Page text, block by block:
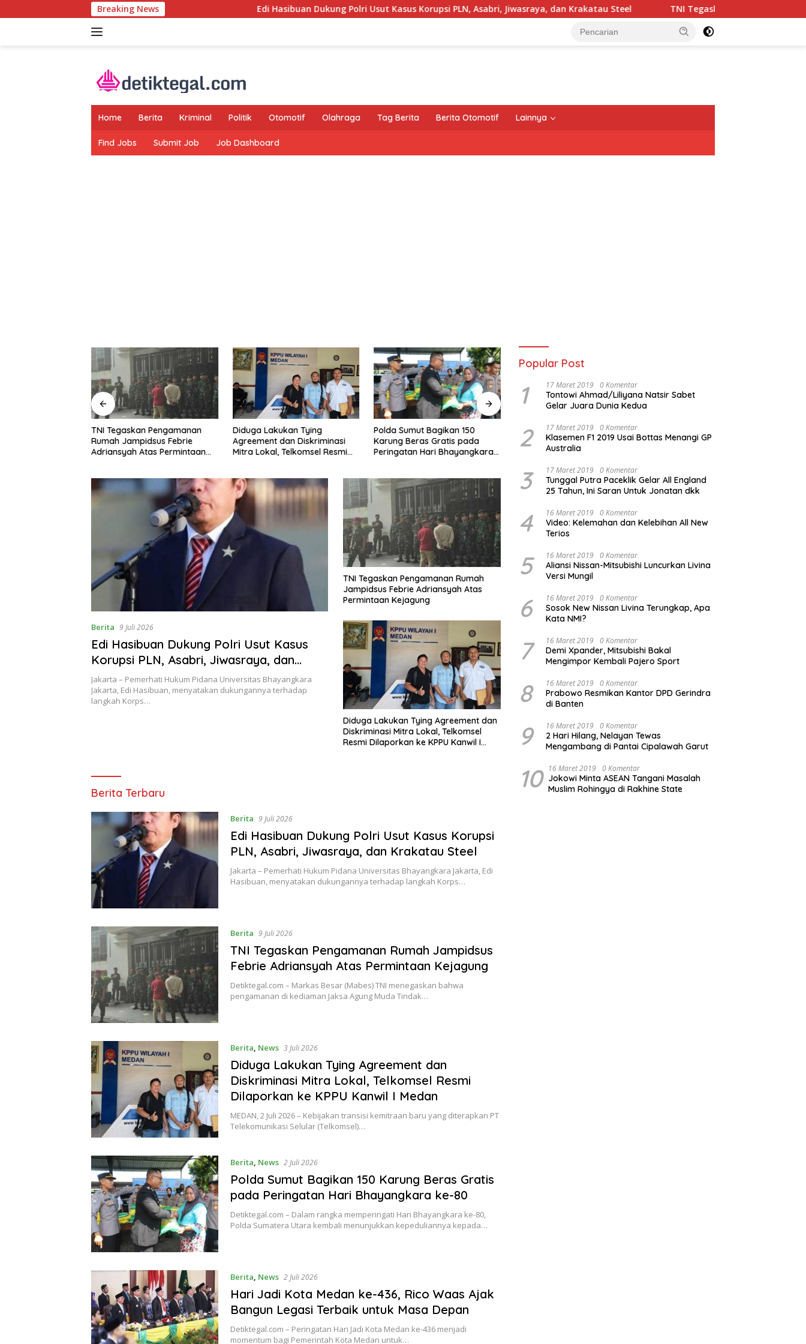
ke
Breaking News Edi Hasibuan Dukung Polri Usut Kasus Korupsi PLN, Asabri, Jiwasraya, dan Krakatau Steel TNI Tegaskan Pengamanan Rumah
Home Berita Kriminal Politik Otomotif Olahraga Tag Berita Berita Otomotif Lainnya
Find Jobs Submit Job Job Dashboard
TNI Tegaskan Pengamanan
Rumah Jampidsus Febrie
Adriansyah Atas Permintaan
Diduga Lakukan Tying
Agreement dan Diskriminasi
Mitra Lokal, Telkomsel Resmi
Polda Sumut Bagikan 150
Karung Beras Gratis pada
Peringatan Hari Bhayangkara
Hari Jadi Kota Medan ke-436,
Rico Waas Ajak Bangun Legasi
Terbaik untuk Masa Depan
Kritik Penyelenggaraan dan
Berita 9 Juli 2026
Edi Hasibuan Dukung Polri Usut Kasus
Korupsi PLN, Asabri, Jiwasraya, dan
Krakatau Steel
Jakarta – Pemerhati Hukum Pidana Universitas Bhayangkara
Jakarta, Edi Hasibuan, menyatakan dukungannya terhadap
langkah Korps…
TNI Tegaskan Pengamanan Rumah
Jampidsus Febrie Adriansyah Atas
Permintaan Kejagung
Diduga Lakukan Tying Agreement dan
Diskriminasi Mitra Lokal, Telkomsel
Resmi Dilaporkan ke KPPU Kanwil I
Detiktegal.com
Platform
Berita
Lowongan
Kerja
No
1
Indonesia
Berita Terbaru
Berita 9 Juli 2026
Edi Hasibuan Dukung Polri Usut Kasus Korupsi
PLN, Asabri, Jiwasraya, dan Krakatau Steel
Jakarta – Pemerhati Hukum Pidana Universitas Bhayangkara Jakarta, Edi
Hasibuan, menyatakan dukungannya terhadap langkah Korps…
Berita 9 Juli 2026
TNI Tegaskan Pengamanan Rumah Jampidsus
Febrie Adriansyah Atas Permintaan Kejagung
Detiktegal.com – Markas Besar (Mabes) TNI menegaskan bahwa
pengamanan di kediaman Jaksa Agung Muda Tindak…
Berita, News 3 Juli 2026
Diduga Lakukan Tying Agreement dan
Diskriminasi Mitra Lokal, Telkomsel Resmi
Dilaporkan ke KPPU Kanwil I Medan
MEDAN, 2 Juli 2026 – Kebijakan transisi kemitraan baru yang diterapkan PT
Telekomunikasi Selular (Telkomsel)…
Berita, News 2 Juli 2026
Polda Sumut Bagikan 150 Karung Beras Gratis
pada Peringatan Hari Bhayangkara ke-80
Detiktegal.com – Dalam rangka memperingati Hari Bhayangkara ke-80,
Polda Sumatera Utara kembali menunjukkan kepeduliannya kepada…
Berita, News 2 Juli 2026
Hari Jadi Kota Medan ke-436, Rico Waas Ajak
Bangun Legasi Terbaik untuk Masa Depan
Detiktegal.com – Peringatan Hari Jadi Kota Medan ke-436 menjadi
momentum bagi Pemerintah Kota Medan untuk…
Popular Post
1 17 Maret 2019 0 Komentar
Tontowi Ahmad/Liliyana Natsir Sabet
Gelar Juara Dunia Kedua
2 17 Maret 2019 0 Komentar
Klasemen F1 2019 Usai Bottas Menangi GP
Australia
3 17 Maret 2019 0 Komentar
Tunggal Putra Paceklik Gelar All England
25 Tahun, Ini Saran Untuk Jonatan dkk
4 16 Maret 2019 0 Komentar
Video: Kelemahan dan Kelebihan All New
Terios
5 16 Maret 2019 0 Komentar
Aliansi Nissan-Mitsubishi Luncurkan Livina
Versi Mungil
6 16 Maret 2019 0 Komentar
Sosok New Nissan Livina Terungkap, Apa
Kata NMI?
7 16 Maret 2019 0 Komentar
Demi Xpander, Mitsubishi Bakal
Mengimpor Kembali Pajero Sport
8 16 Maret 2019 0 Komentar
Prabowo Resmikan Kantor DPD Gerindra
di Banten
9 16 Maret 2019 0 Komentar
2 Hari Hilang, Nelayan Tewas
Mengambang di Pantai Cipalawah Garut
10 16 Maret 2019 0 Komentar
Jokowi Minta ASEAN Tangani Masalah
Muslim Rohingya di Rakhine State